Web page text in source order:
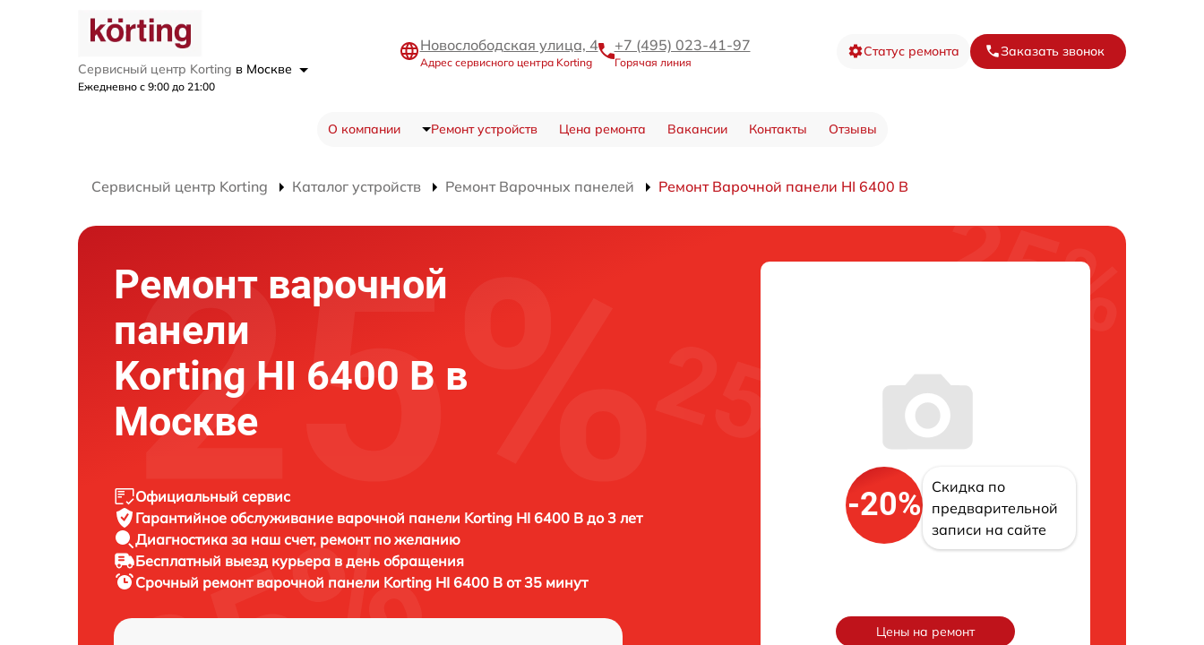
Сервисный центр Korting в Москве
Ежедневно с 9:00 до 21:00
Новослободская улица, 4
Адрес сервисного центра Korting
+7 (495) 023-41-97
Горячая линия
Статус ремонта Заказать звонок
О компании Ремонт устройств Цена ремонта Вакансии Контакты Отзывы
Сервисный центр Korting Каталог устройств Ремонт Варочных панелей Ремонт Варочной панели HI 6400 B
Ремонт варочной
панели
Korting HI 6400 B в
Москве
Официальный сервис
Гарантийное обслуживание варочной панели Korting HI 6400 B до 3 лет
Диагностика за наш счет, ремонт по желанию
Бесплатный выезд курьера в день обращения
Срочный ремонт варочной панели Korting HI 6400 B от 35 минут
-20%
Скидка по
предварительной
записи на сайте
Цены на ремонт